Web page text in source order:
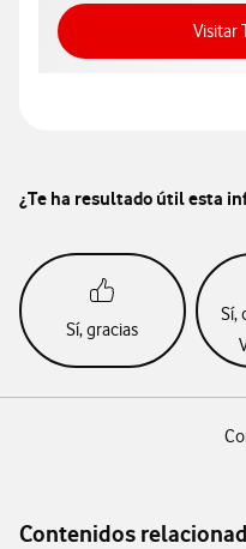
Visitar
¿Te ha resultado útil esta
Sí, gracias
Sí,
Contenidos